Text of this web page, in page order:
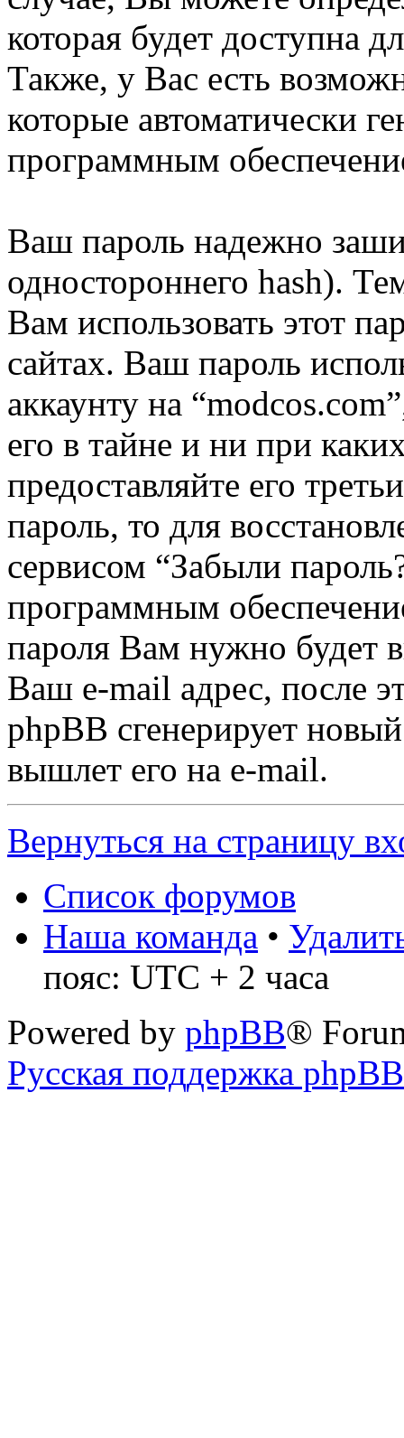
которая будет доступна
Также, у Вас есть
которые автоматически
программным
Ваш пароль надежно
одностороннего hash).
Вам использовать этот
сайтах. Ваш пароль
аккаунту на
его в тайне и ни при
предоставляйте его
пароль, то для
сервисом “Забыли
программным
пароля Вам нужно будет
Ваш e-mail адрес, после
phpBB сгенерирует
вышлет его на e-mail.
Вернуться на страницу
Список форумов
Наша команда •
пояс: UTC + 2 часа
Powered by phpBB®
Русская поддержка phpBB